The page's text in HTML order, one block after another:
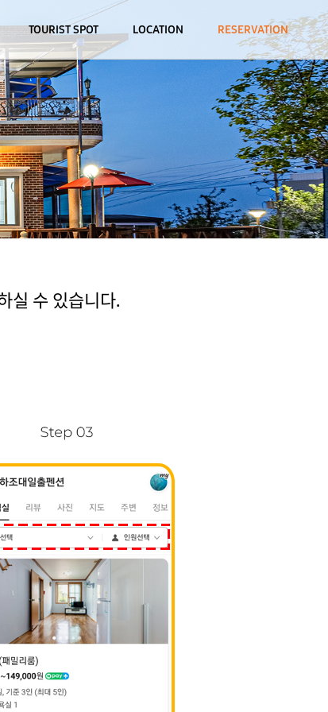
실 수 있습니다.
TOURIST SPOT LOCATION RESERVATION